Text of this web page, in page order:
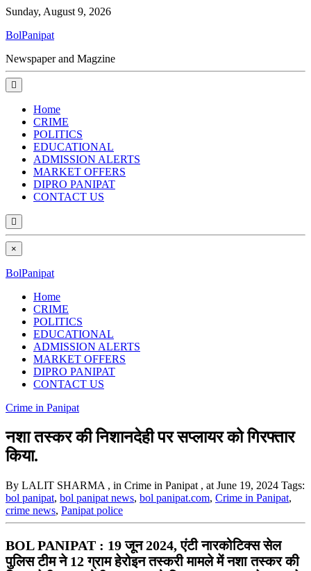
Sunday, August 9, 2026
BolPanipat
Newspaper and Magzine
Home
CRIME
POLITICS
EDUCATIONAL
ADMISSION ALERTS
MARKET OFFERS
DIPRO PANIPAT
CONTACT US
×
BolPanipat
Home
CRIME
POLITICS
EDUCATIONAL
ADMISSION ALERTS
MARKET OFFERS
DIPRO PANIPAT
CONTACT US
Crime in Panipat
नशा तस्कर की निशानदेही पर सप्लायर को गिरफ्तार
किया.
By LALIT SHARMA , in Crime in Panipat , at June 19, 2024 Tags:
bol panipat, bol panipat news, bol panipat.com, Crime in Panipat,
crime news, Panipat police
BOL PANIPAT : 19 जून 2024, एंटी नारकोटिक्स सेल
पुलिस टीम ने 12 ग्राम हेरोइन तस्करी मामले में नशा तस्कर की